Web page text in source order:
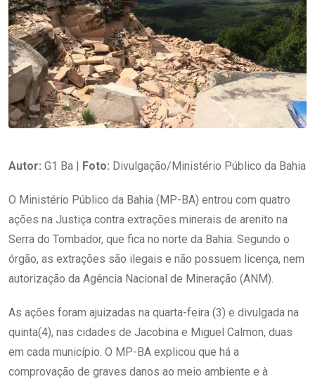
Autor: G1 Ba | Foto: Divulgação/Ministério Público da Bahia
O Ministério Público da Bahia (MP-BA) entrou com quatro
ações na Justiça contra extrações minerais de arenito na
Serra do Tombador, que fica no norte da Bahia. Segundo o
órgão, as extrações são ilegais e não possuem licença, nem
autorização da Agência Nacional de Mineração (ANM).
As ações foram ajuizadas na quarta-feira (3) e divulgada na
quinta(4), nas cidades de Jacobina e Miguel Calmon, duas
em cada município. O MP-BA explicou que há a
comprovação de graves danos ao meio ambiente e à